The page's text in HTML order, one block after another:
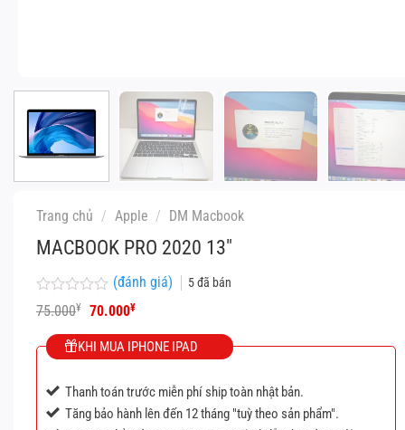
Trang chủ / Apple / DM Macbook
MACBOOK PRO 2020 13″
Được
xếp
hạng
0
(đánh giá) 5đã bán
75.000¥
Giá
là:
75.000¥.
70.000¥Giá
tại
là:
KHI MUA IPHONE IPAD
Thanh toán trước miễn phí ship toàn nhật bản.
Tăng bảo hành lên đến 12 tháng "tuỳ theo sản phẩm".